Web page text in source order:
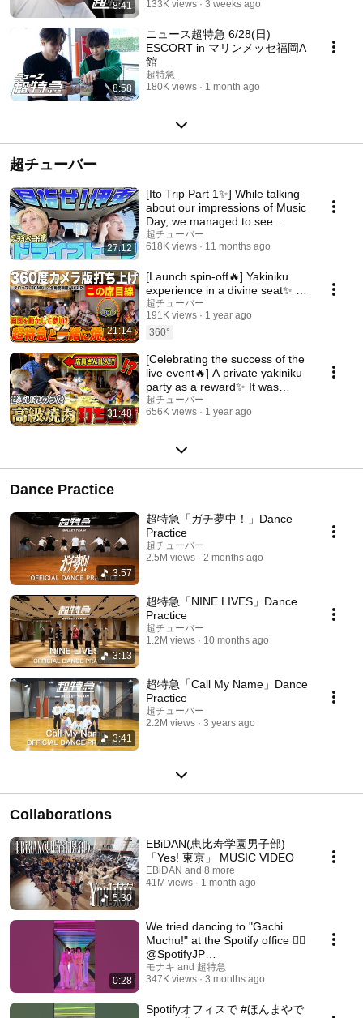
8:41
133K views
3 weeks ago
8:58
ニュース超特急 6/28(日)
ESCORT in マリンメッセ福岡A
館
超特急
180K views
1 month ago
超チューバー
27:12
[Ito Trip Part 1✨] While talking
about our impressions of Music
Day, we managed to see
*Mount Fuj...
超チューバー
618K views
11 months ago
21:14
[Launch spin-off🔥] Yakiniku
experience in a divine seat✨ I
also filmed with a 360-degree
camera u...
超チューバー
191K views
1 year ago
360°
31:48
[Celebrating the success of the
live event🔥] A private yakiniku
party as a reward✨ It was
suppose...
超チューバー
656K views
1 year ago
Dance Practice
3:57
超特急「ガチ夢中！」Dance
Practice
超チューバー
2.5M views
2 months ago
3:13
超特急「NINE LIVES」Dance
Practice
超チューバー
1.2M views
10 months ago
3:41
超特急「Call My Name」Dance
Practice
超チューバー
2.2M views
3 years ago
Collaborations
5:30
EBiDAN(恵比寿学園男子部)
「Yes! 東京」 MUSIC VIDEO
EBiDAN and 8 more
41M views
1 month ago
0:28
We tried dancing to "Gachi
Muchu!" at the Spotify office ❤️‍🔥
@SpotifyJP
@BulletTrainChannel #Muc...
モナキ and 超特急
347K views
3 months ago
Spotifyオフィスで #ほんまやで